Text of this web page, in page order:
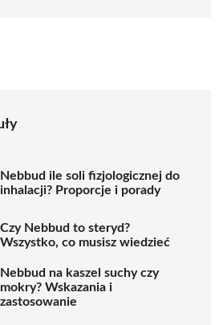
Nebbud ile soli fizjologicznej do
inhalacji? Proporcje i porady
Czy Nebbud to steryd?
Wszystko, co musisz wiedzieć
Nebbud na kaszel suchy czy
mokry? Wskazania i
zastosowanie